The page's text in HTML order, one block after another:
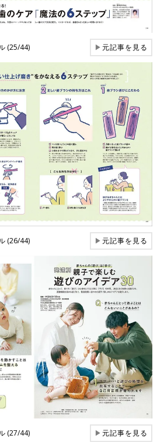
(25/44) ▶元記事を見る
(26/44) ▶元記事を見る
(27/44) ▶元記事を見る